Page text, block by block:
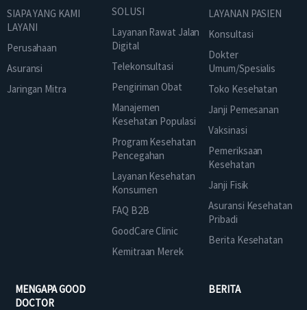
SIAPA YANG KAMI
LAYANI
Perusahaan
Asuransi
Jaringan Mitra
SOLUSI
Layanan Rawat Jalan
Digital
Telekonsultasi
Pengiriman Obat
Manajemen
Kesehatan Populasi
Program Kesehatan
Pencegahan
Layanan Kesehatan
Konsumen
FAQ B2B
GoodCare Clinic
Kemitraan Merek
LAYANAN PASIEN
Konsultasi
Dokter
Umum/Spesialis
Toko Kesehatan
Janji Pemesanan
Vaksinasi
Pemeriksaan
Kesehatan
Janji Fisik
Asuransi Kesehatan
Pribadi
Berita Kesehatan
MENGAPA GOOD
DOCTOR
BERITA